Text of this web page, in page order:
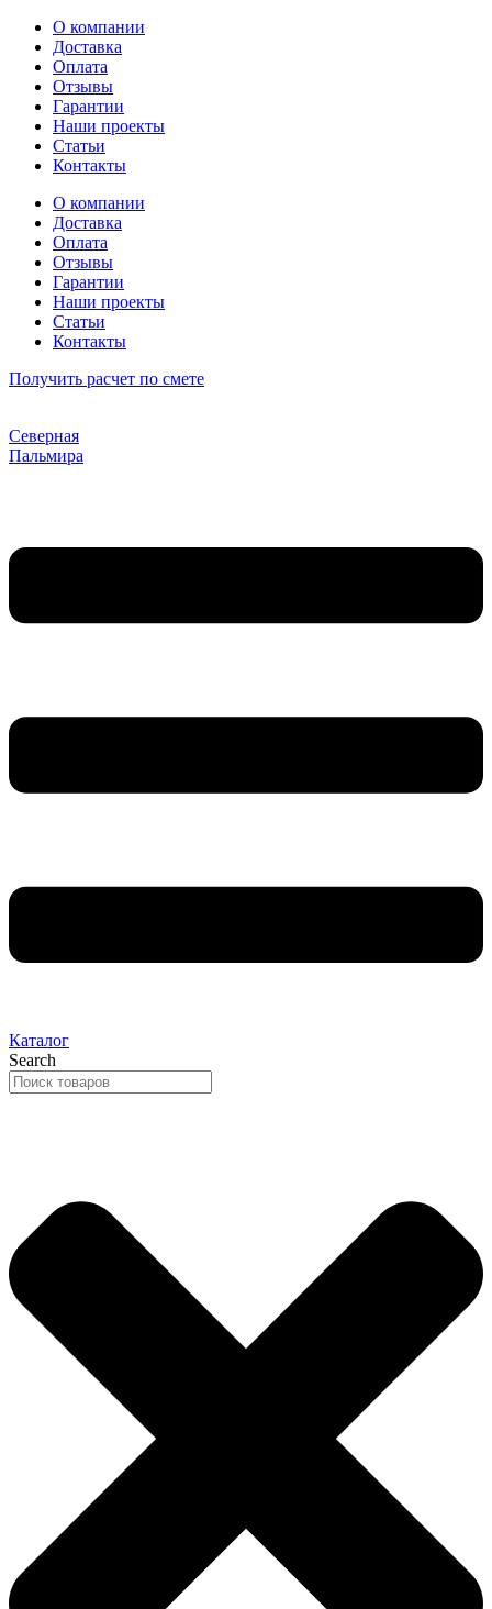
Перейти
содержимому
О компании
Доставка
Оплата
Отзывы
Гарантии
Наши проекты
Статьи
Контакты
О компании
Доставка
Оплата
Отзывы
Гарантии
Наши проекты
Статьи
Контакты
Получить расчет по смете
Северная
Пальмира
Каталог
Search